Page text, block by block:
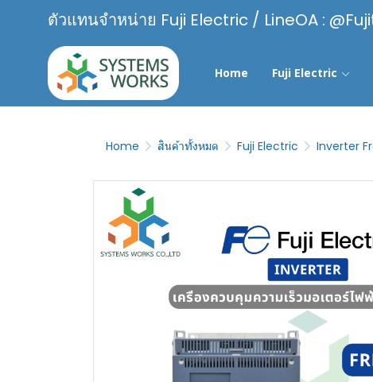
ตัวแทนจำหน่าย Fuji Electric / LineOA :
Home Fuji Electric
Home สินค้าทั้งหมด Fuji Electric Inverter